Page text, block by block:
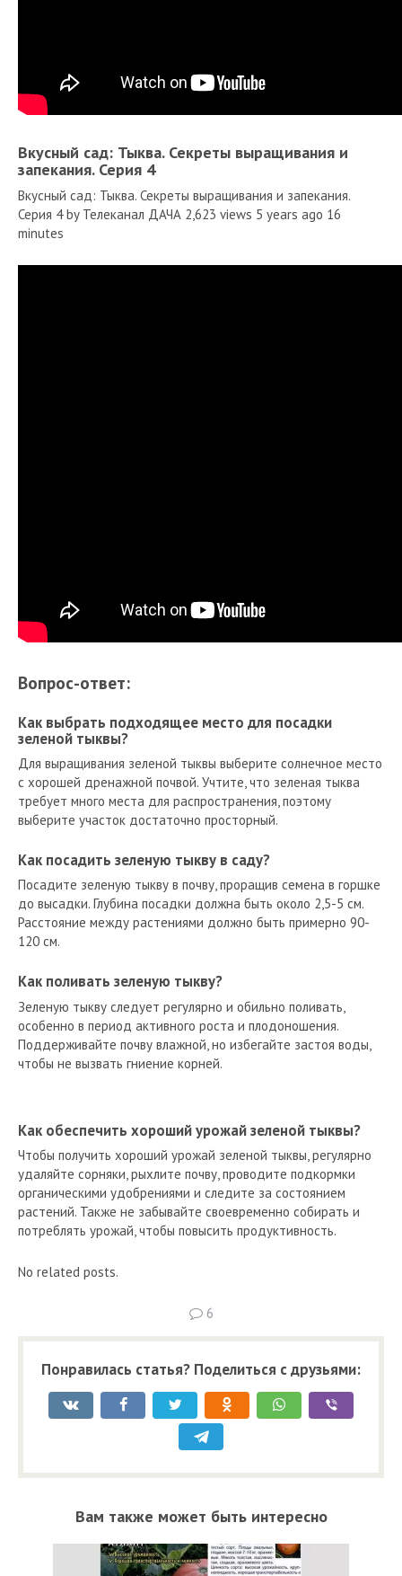
Вкусный сад: Тыква. Секреты выращивания и
запекания. Серия 4
Вкусный сад: Тыква. Секреты выращивания и запекания.
Серия 4 by Телеканал ДАЧА 2,623 views 5 years ago 16
minutes
Вопрос-ответ:
Как выбрать подходящее место для посадки
зеленой тыквы?
Для выращивания зеленой тыквы выберите солнечное место
с хорошей дренажной почвой. Учтите, что зеленая тыква
требует много места для распространения, поэтому
выберите участок достаточно просторный.
Как посадить зеленую тыкву в саду?
Посадите зеленую тыкву в почву, проращив семена в горшке
до высадки. Глубина посадки должна быть около 2,5-5 см.
Расстояние между растениями должно быть примерно 90-
120 см.
Как поливать зеленую тыкву?
Зеленую тыкву следует регулярно и обильно поливать,
особенно в период активного роста и плодоношения.
Поддерживайте почву влажной, но избегайте застоя воды,
чтобы не вызвать гниение корней.
Как обеспечить хороший урожай зеленой тыквы?
Чтобы получить хороший урожай зеленой тыквы, регулярно
удаляйте сорняки, рыхлите почву, проводите подкормки
органическими удобрениями и следите за состоянием
растений. Также не забывайте своевременно собирать и
потреблять урожай, чтобы повысить продуктивность.
No related posts.
6
Понравилась статья? Поделиться с друзьями:
Вам также может быть интересно